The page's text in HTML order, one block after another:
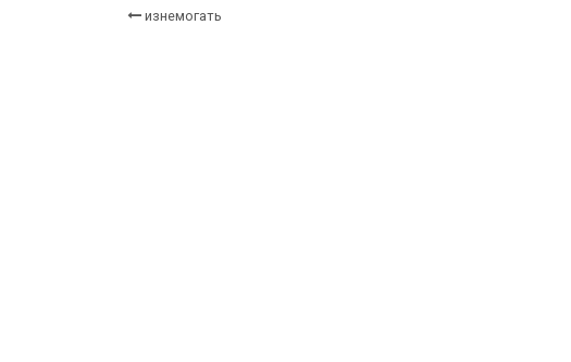
изнемогать